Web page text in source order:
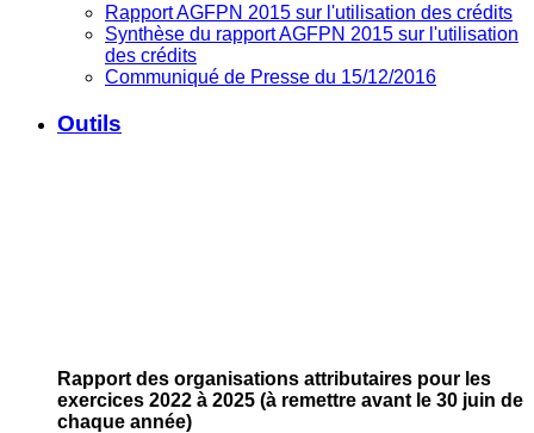
Rapport AGFPN 2015 sur l'utilisation des crédits
Synthèse du rapport AGFPN 2015 sur l'utilisation
des crédits
Communiqué de Presse du 15/12/2016
Outils
Rapport des organisations attributaires pour les
exercices 2022 à 2025 (à remettre avant le 30 juin de
chaque année)